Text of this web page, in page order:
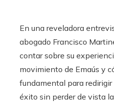
En una reveladora
abogado Francisco
contar sobre su
movimiento de Emaús y
fundamental para
éxito sin perder de vista